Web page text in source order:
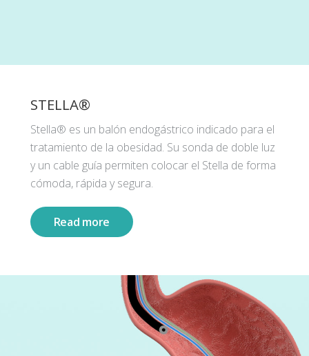
STELLA®
Stella® es un balón endogástrico indicado para el
tratamiento de la obesidad. Su sonda de doble luz
y un cable guía permiten colocar el Stella de forma
cómoda, rápida y segura.
Read more